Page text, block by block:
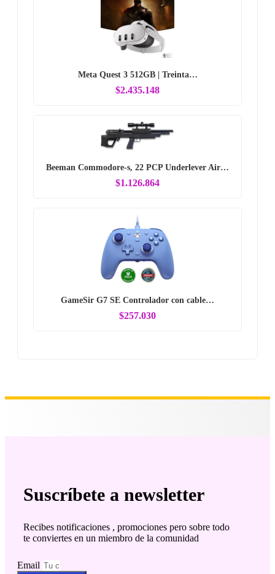
Meta Quest 3 512GB | Treinta…
$2.435.148
Beeman Commodore-s, 22 PCP Underlever Air…
$1.126.864
GameSir G7 SE Controlador con cable…
$257.030
Suscríbete a newsletter
Recibes notificaciones , promociones pero sobre todo
te conviertes en un miembro de la comunidad
Email